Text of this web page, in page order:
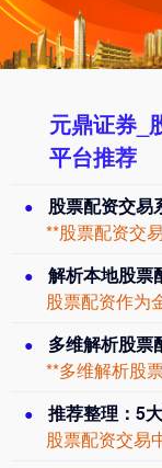
元鼎证券_
平台推荐
股票配资交易系
解析本地股票
多维解析股票
推荐整理：5